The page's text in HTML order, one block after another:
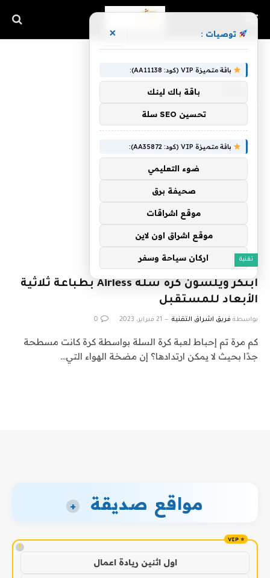
تقنية
ابتكر ويلسون كرة سلة Airless بطباعة ثلاثية
الأبعاد للمستقبل
بواسطة فريق اشراق التقنية 21 فبراير، 2023 0
كم مرة تم إحباط لعبة كرة السلة بواسطة كرة كانت مسطحة
جدًا بحيث لا يمكن ارتدادها؟ إن مضخة الهواء التي…
مواقع صديقة +
!
اول اثنين ريادة اعمال
توصيات : ×
باقة متميزة VIP (كود: AA11138):
باقة باك لينك
تحسين SEO سلة
باقة متميزة VIP (كود: AA35872):
ضوء التعليمي
صحيفة برق
موقع اشراقات
موقع اشراق اون لاين
اركان سياحة وسفر